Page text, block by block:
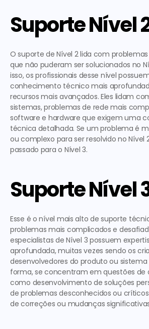
Suporte Nível
O suporte de Nível 2 lida com
que não puderam ser solucionados no
isso, os profissionais desse nível
conhecimento técnico mais
recursos mais avançados. Eles lidam
sistemas, problemas de rede mais
software e hardware que exigem uma
técnica detalhada. Se um problema é
ou complexo para ser resolvido no Nível
passado para o Nível 3.
Suporte Nível
Esse é o nível mais alto de suporte
problemas mais complicados e
especialistas de Nível 3 possuem
aprofundada, muitas vezes sendo os
desenvolvedores do produto ou
forma, se concentram em questões de
como desenvolvimento de soluções
de problemas desconhecidos ou
de correções ou mudanças